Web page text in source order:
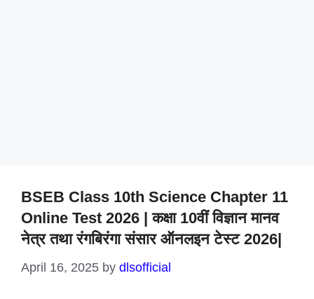
BSEB Class 10th Science Chapter 11
Online Test 2026 | कक्षा 10वीं विज्ञान मानव
नेत्र तथा रंगबिरंगा संसार ऑनलइन टेस्ट 2026|
April 16, 2025 by dlsofficial